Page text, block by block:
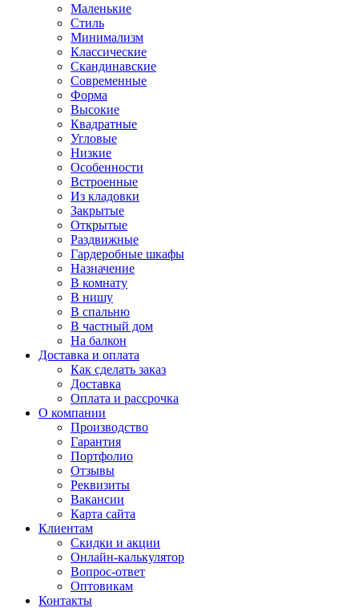
Маленькие
Стиль
Минимализм
Классические
Скандинавские
Современные
Форма
Высокие
Квадратные
Угловые
Низкие
Особенности
Встроенные
Из кладовки
Закрытые
Открытые
Раздвижные
Гардеробные шкафы
Назначение
В комнату
В нишу
В спальню
В частный дом
На балкон
Доставка и оплата
Как сделать заказ
Доставка
Оплата и рассрочка
О компании
Производство
Гарантия
Портфолио
Отзывы
Реквизиты
Вакансии
Карта сайта
Клиентам
Скидки и акции
Онлайн-калькулятор
Вопрос-ответ
Оптовикам
Контакты